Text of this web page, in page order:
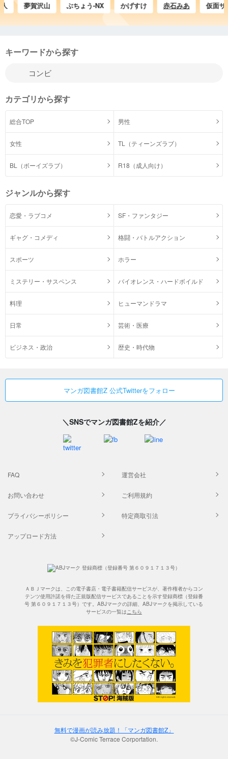
夢賀沢山 ぶちょう-NX かげすけ 赤石みあ 仮面サムラ
キーワードから探す
カテゴリから探す
総合TOP 男性
女性 TL（ティーンズラブ）
BL（ボーイズラブ） R18（成人向け）
ジャンルから探す
恋愛・ラブコメ SF・ファンタジー
ギャグ・コメディ 格闘・バトルアクション
スポーツ ホラー
ミステリー・サスペンス バイオレンス・ハードボイルド
料理 ヒューマンドラマ
日常 芸術・医療
ビジネス・政治 歴史・時代物
マンガ図書館Z 公式Twitterをフォロー
＼SNSでマンガ図書館Zを紹介／
FAQ 運営会社
お問い合わせ ご利用規約
プライバシーポリシー 特定商取引法
アップロード方法
ＡＢＪマークは、この電子書店・電子書籍配信サービスが、著作権者からコン
テンツ使用許諾を得た正規版配信サービスであることを示す登録商標（登録番
号 第６０９１７１３号）です。ABJマークの詳細、ABJマークを掲示している
サービスの一覧はこちら
無料で漫画が読み放題！「マンガ図書館Z」
©J-Comic Terrace Corportation.